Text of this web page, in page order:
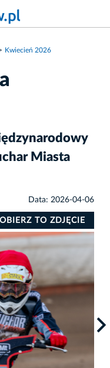
Kwiecień 2026
Miasta
Data: 2026-04-06
TO ZDJĘCIE